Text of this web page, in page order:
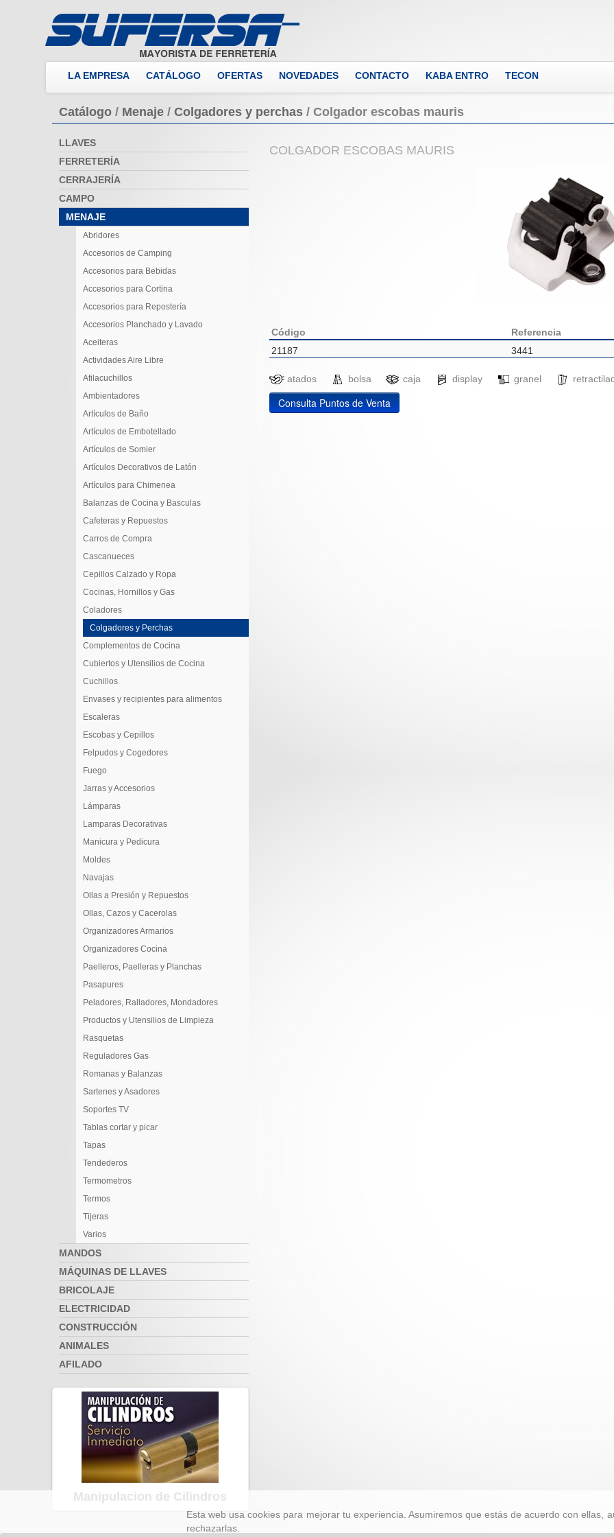
LA EMPRESA CATÁLOGO OFERTAS NOVEDADES CONTACTO KABA ENTRO TECON
Catálogo / Menaje / Colgadores y perchas / Colgador escobas mauris
LLAVES
FERRETERÍA
CERRAJERÍA
CAMPO
MENAJE
Abridores
Accesorios de Camping
Accesorios para Bebidas
Accesorios para Cortina
Accesorios para Repostería
Accesorios Planchado y Lavado
Aceiteras
Actividades Aire Libre
Afilacuchillos
Ambientadores
Artículos de Baño
Artículos de Embotellado
Artículos de Somier
Artículos Decorativos de Latón
Artículos para Chimenea
Balanzas de Cocina y Basculas
Cafeteras y Repuestos
Carros de Compra
Cascanueces
Cepillos Calzado y Ropa
Cocinas, Hornillos y Gas
Coladores
Colgadores y Perchas
Complementos de Cocina
Cubiertos y Utensilios de Cocina
Cuchillos
Envases y recipientes para alimentos
Escaleras
Escobas y Cepillos
Felpudos y Cogedores
Fuego
Jarras y Accesorios
Lámparas
Lamparas Decorativas
Manicura y Pedicura
Moldes
Navajas
Ollas a Presión y Repuestos
Ollas, Cazos y Cacerolas
Organizadores Armarios
Organizadores Cocina
Paelleros, Paelleras y Planchas
Pasapures
Peladores, Ralladores, Mondadores
Productos y Utensilios de Limpieza
Rasquetas
Reguladores Gas
Romanas y Balanzas
Sartenes y Asadores
Soportes TV
Tablas cortar y picar
Tapas
Tendederos
Termometros
Termos
Tijeras
Varios
MANDOS
MÁQUINAS DE LLAVES
BRICOLAJE
ELECTRICIDAD
CONSTRUCCIÓN
ANIMALES
AFILADO
Manipulacion de Cilindros
COLGADOR ESCOBAS MAURIS
Código
Referencia
21187
3441
atados bolsa caja display granel
Consulta Puntos de Venta
Esta web usa cookies para mejorar tu experiencia. Asumiremos que estás de acuerdo con ellas,
rechazarlas.